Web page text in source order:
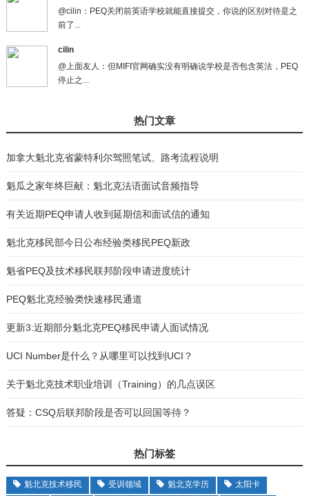
@cilin：PEQ关闭前英语学校就能直接提交，你说的区别对待是之
前了...
cilin
@上面友人：但MIFI官网确实没有明确说学校是否包含英法，PEQ
停止之...
热门文章
加拿大魁北克省蒙特利尔驾照笔试、路考流程说明
魁瓜之家年终巨献：魁北克法语面试音频指导
有关近期PEQ申请人收到延期信和面试信的通知
魁北克移民部今日公布经验类移民PEQ新政
魁省PEQ及技术移民联邦阶段申请进度统计
PEQ魁北克经验类快速移民通道
更新3:近期部分魁北克PEQ移民申请人面试情况
UCI Number是什么？从哪里可以找到UCI？
关于魁北克技术职业培训（Training）的几点误区
答疑：CSQ后联邦阶段是否可以回国等待？
热门标签
魁北克技术移民 受训领域 魁北克学历
太阳卡